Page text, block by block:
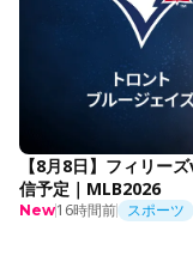
【8月8日】フィリー
信予定｜MLB2026
New16時間前 スポーツ